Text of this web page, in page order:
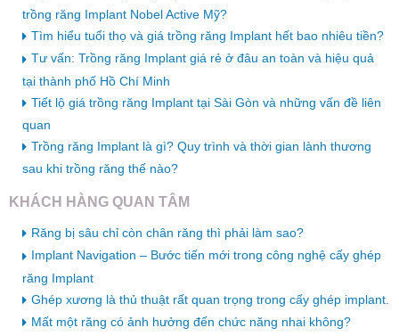
trồng răng Implant Nobel Active Mỹ?
Tìm hiểu tuổi thọ và giá trồng răng Implant hết bao nhiêu tiền?
Tư vấn: Trồng răng Implant giá rẻ ở đâu an toàn và hiệu quả
tại thành phố Hồ Chí Minh
Tiết lộ giá trồng răng Implant tại Sài Gòn và những vấn đề liên
quan
Trồng răng Implant là gì? Quy trình và thời gian lành thương
sau khi trồng răng thế nào?
KHÁCH HÀNG QUAN TÂM
Răng bị sâu chỉ còn chân răng thì phải làm sao?
Implant Navigation – Bước tiến mới trong công nghệ cấy ghép
răng Implant
Ghép xương là thủ thuật rất quan trọng trong cấy ghép implant.
Mất một răng có ảnh hưởng đến chức năng nhai không?